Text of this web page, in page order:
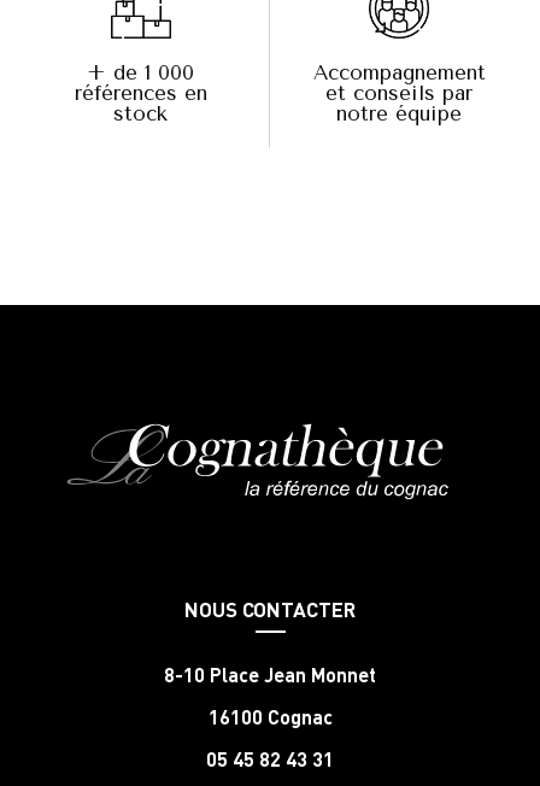
+ de 1 000
références en
stock
Accompagnement
et conseils par
notre équipe
NOUS CONTACTER
8-10 Place Jean Monnet
16100 Cognac
05 45 82 43 31